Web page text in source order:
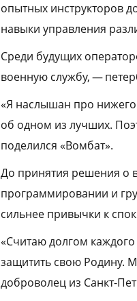
опытных инструкторов
навыки управления
Среди будущих
военную службу, —
«Я наслышан про
об одном из лучших.
поделился «Вомбат».
До принятия решения о
программировании и
сильнее привычки к
«Считаю долгом
защитить свою Родину.
доброволец из Санкт-